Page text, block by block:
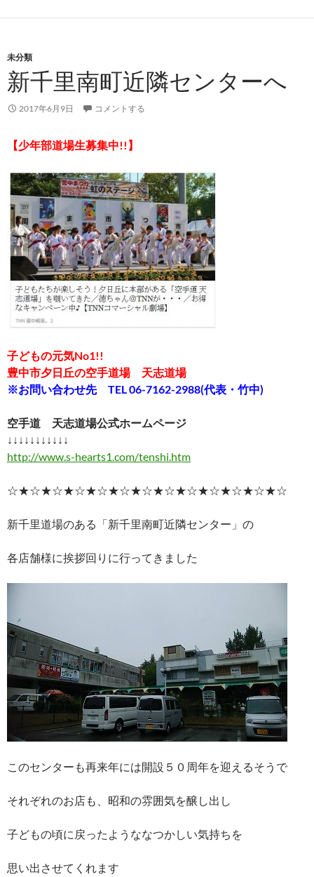
未分類
新千里南町近隣センターへ
2017年6月9日 コメントする
【少年部道場生募集中!!】
子どもの元気No1!!
豊中市夕日丘の空手道場 天志道場
※お問い合わせ先 TEL 06-7162-2988(代表・竹中)
空手道 天志道場公式ホームページ
↓↓↓↓↓↓↓↓↓↓↓
http://www.s-hearts1.com/tenshi.htm
☆★☆★☆★☆★☆★☆★☆★☆★☆★☆★☆★☆★☆
新千里道場のある「新千里南町近隣センター」の
各店舗様に挨拶回りに行ってきました
このセンターも再来年には開設５０周年を迎えるそうで
それぞれのお店も、昭和の雰囲気を醸し出し
子どもの頃に戻ったようななつかしい気持ちを
思い出させてくれます